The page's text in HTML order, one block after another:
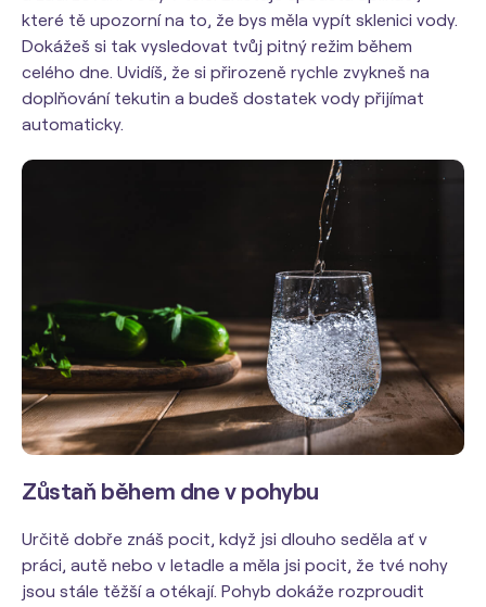
které tě upozorní na to, že bys měla vypít sklenici vody.
Dokážeš si tak vysledovat tvůj pitný režim během
celého dne. Uvidíš, že si přirozeně rychle zvykneš na
doplňování tekutin a budeš dostatek vody přijímat
automaticky.
Zůstaň během dne v pohybu
Určitě dobře znáš pocit, když jsi dlouho seděla ať v
práci, autě nebo v letadle a měla jsi pocit, že tvé nohy
jsou stále těžší a otékají. Pohyb dokáže rozproudit